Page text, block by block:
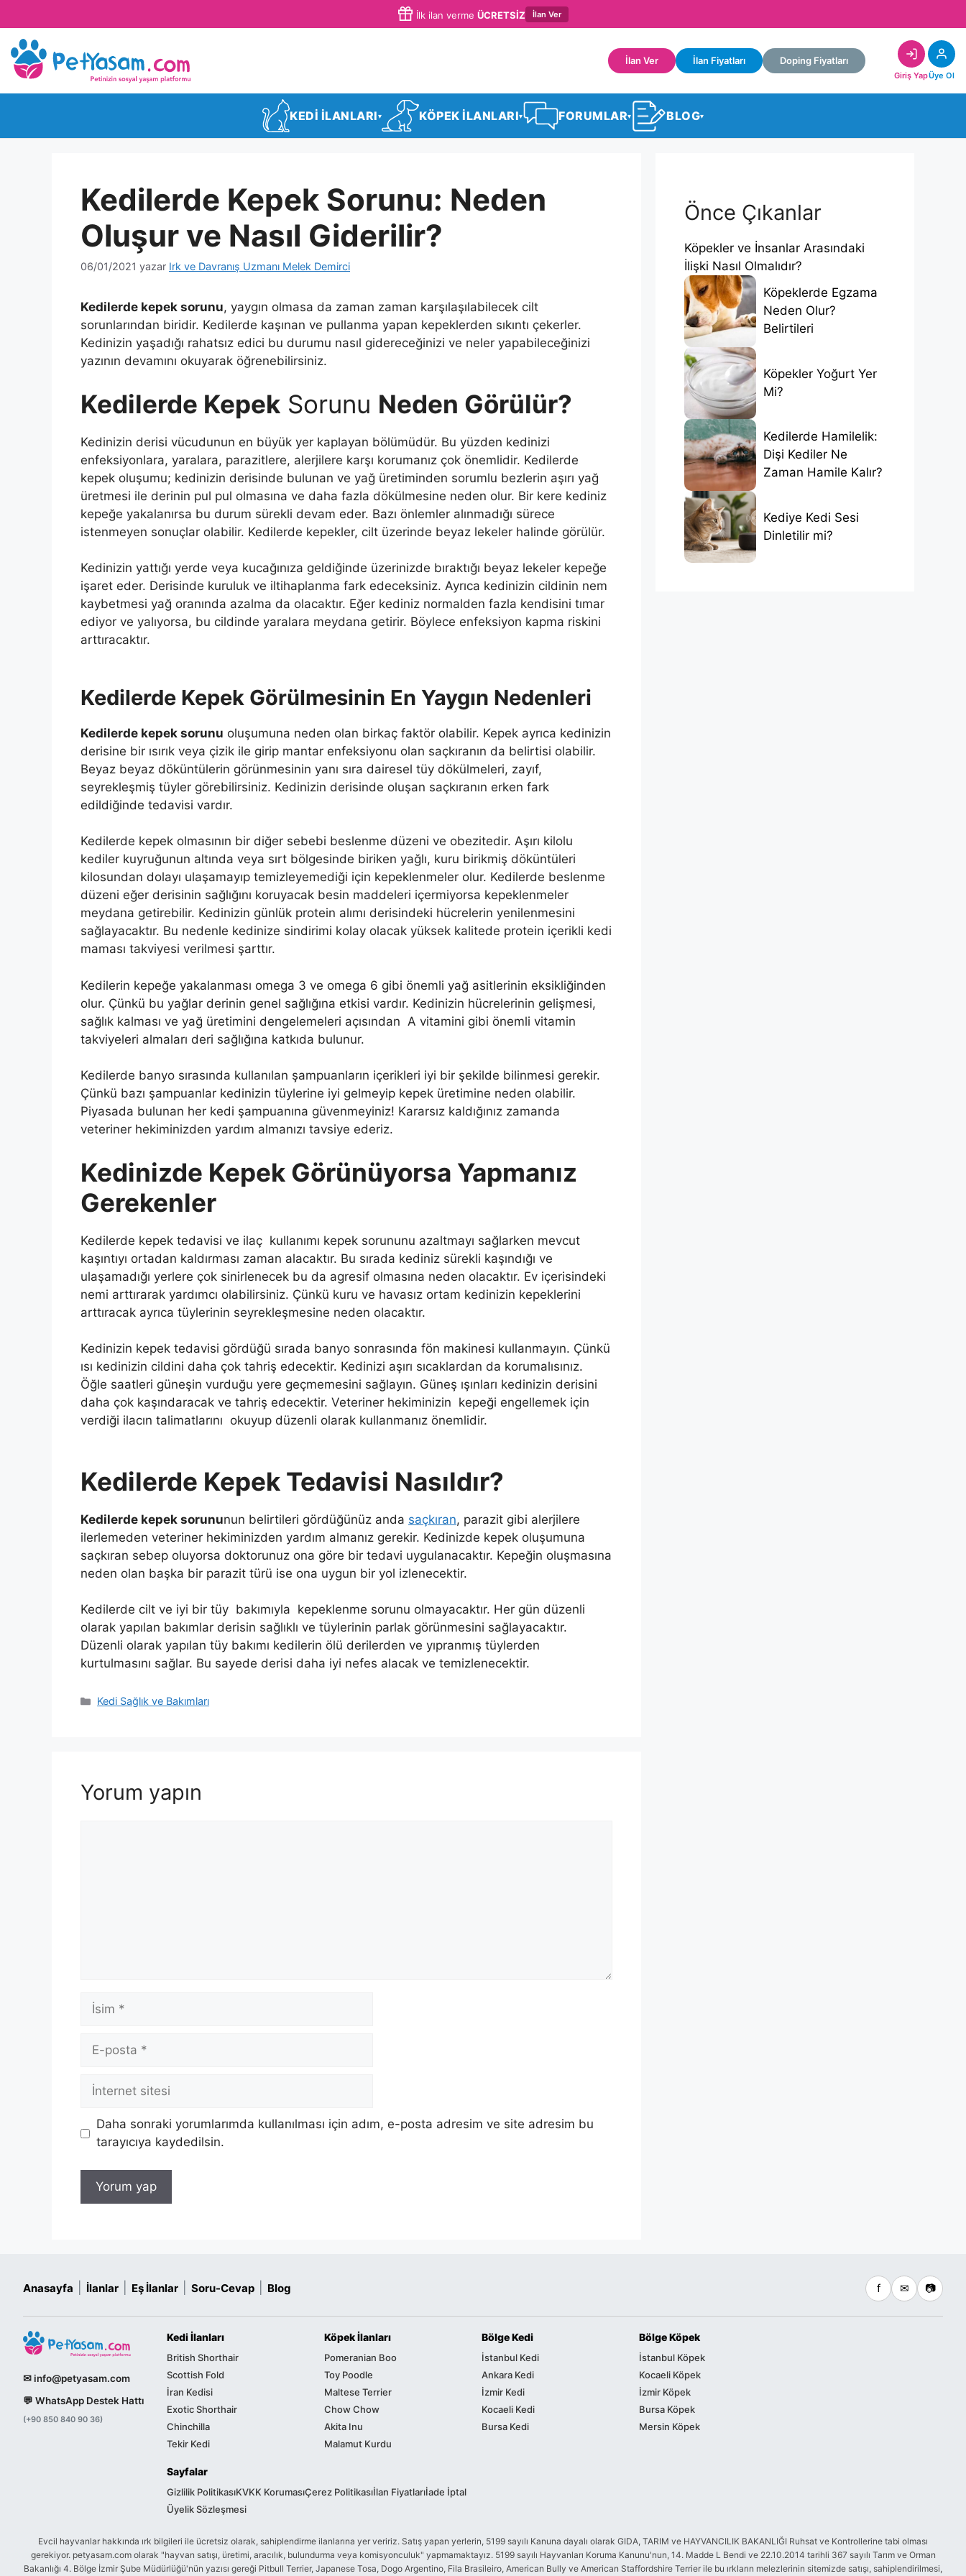
İlk ilan verme ÜCRETSİZ İlan Ver
İlan Ver İlan Fiyatları Doping Fiyatları
Giriş YapÜye Ol
KEDİ İLANLARI▾ KÖPEK İLANLARI▾ FORUMLAR▾ BLOG▾
Kedilerde Kepek Sorunu: Neden
Oluşur ve Nasıl Giderilir?
06/01/2021 yazar Irk ve Davranış Uzmanı Melek Demirci
Kedilerde kepek sorunu, yaygın olmasa da zaman zaman karşılaşılabilecek cilt
sorunlarından biridir. Kedilerde kaşınan ve pullanma yapan kepeklerden sıkıntı çekerler.
Kedinizin yaşadığı rahatsız edici bu durumu nasıl gidereceğinizi ve neler yapabileceğinizi
yazının devamını okuyarak öğrenebilirsiniz.
Kedilerde Kepek Sorunu Neden Görülür?
Kedinizin derisi vücudunun en büyük yer kaplayan bölümüdür. Bu yüzden kedinizi
enfeksiyonlara, yaralara, parazitlere, alerjilere karşı korumanız çok önemlidir. Kedilerde
kepek oluşumu; kedinizin derisinde bulunan ve yağ üretiminden sorumlu bezlerin aşırı yağ
üretmesi ile derinin pul pul olmasına ve daha fazla dökülmesine neden olur. Bir kere kediniz
kepeğe yakalanırsa bu durum sürekli devam eder. Bazı önlemler alınmadığı sürece
istenmeyen sonuçlar olabilir. Kedilerde kepekler, cilt üzerinde beyaz lekeler halinde görülür.
Kedinizin yattığı yerde veya kucağınıza geldiğinde üzerinizde bıraktığı beyaz lekeler kepeğe
işaret eder. Derisinde kuruluk ve iltihaplanma fark edeceksiniz. Ayrıca kedinizin cildinin nem
kaybetmesi yağ oranında azalma da olacaktır. Eğer kediniz normalden fazla kendisini tımar
ediyor ve yalıyorsa, bu cildinde yaralara meydana getirir. Böylece enfeksiyon kapma riskini
arttıracaktır.
Kedilerde Kepek Görülmesinin En Yaygın Nedenleri
Kedilerde kepek sorunu oluşumuna neden olan birkaç faktör olabilir. Kepek ayrıca kedinizin
derisine bir ısırık veya çizik ile girip mantar enfeksiyonu olan saçkıranın da belirtisi olabilir.
Beyaz beyaz döküntülerin görünmesinin yanı sıra dairesel tüy dökülmeleri, zayıf,
seyrekleşmiş tüyler görebilirsiniz. Kedinizin derisinde oluşan saçkıranın erken fark
edildiğinde tedavisi vardır.
Kedilerde kepek olmasının bir diğer sebebi beslenme düzeni ve obezitedir. Aşırı kilolu
kediler kuyruğunun altında veya sırt bölgesinde biriken yağlı, kuru birikmiş döküntüleri
kilosundan dolayı ulaşamayıp temizleyemediği için kepeklenmeler olur. Kedilerde beslenme
düzeni eğer derisinin sağlığını koruyacak besin maddeleri içermiyorsa kepeklenmeler
meydana getirebilir. Kedinizin günlük protein alımı derisindeki hücrelerin yenilenmesini
sağlayacaktır. Bu nedenle kedinize sindirimi kolay olacak yüksek kalitede protein içerikli kedi
maması takviyesi verilmesi şarttır.
Kedilerin kepeğe yakalanması omega 3 ve omega 6 gibi önemli yağ asitlerinin eksikliğinden
olur. Çünkü bu yağlar derinin genel sağlığına etkisi vardır. Kedinizin hücrelerinin gelişmesi,
sağlık kalması ve yağ üretimini dengelemeleri açısından A vitamini gibi önemli vitamin
takviyeleri almaları deri sağlığına katkıda bulunur.
Kedilerde banyo sırasında kullanılan şampuanların içerikleri iyi bir şekilde bilinmesi gerekir.
Çünkü bazı şampuanlar kedinizin tüylerine iyi gelmeyip kepek üretimine neden olabilir.
Piyasada bulunan her kedi şampuanına güvenmeyiniz! Kararsız kaldığınız zamanda
veteriner hekiminizden yardım almanızı tavsiye ederiz.
Kedinizde Kepek Görünüyorsa Yapmanız
Gerekenler
Kedilerde kepek tedavisi ve ilaç kullanımı kepek sorununu azaltmayı sağlarken mevcut
kaşıntıyı ortadan kaldırması zaman alacaktır. Bu sırada kediniz sürekli kaşındığı ve
ulaşamadığı yerlere çok sinirlenecek bu da agresif olmasına neden olacaktır. Ev içerisindeki
nemi arttırarak yardımcı olabilirsiniz. Çünkü kuru ve havasız ortam kedinizin kepeklerini
arttıracak ayrıca tüylerinin seyrekleşmesine neden olacaktır.
Kedinizin kepek tedavisi gördüğü sırada banyo sonrasında fön makinesi kullanmayın. Çünkü
ısı kedinizin cildini daha çok tahriş edecektir. Kedinizi aşırı sıcaklardan da korumalısınız.
Öğle saatleri güneşin vurduğu yere geçmemesini sağlayın. Güneş ışınları kedinizin derisini
daha çok kaşındaracak ve tahriş edecektir. Veteriner hekiminizin kepeği engellemek için
verdiği ilacın talimatlarını okuyup düzenli olarak kullanmanız önemlidir.
Kedilerde Kepek Tedavisi Nasıldır?
Kedilerde kepek sorununun belirtileri gördüğünüz anda saçkıran, parazit gibi alerjilere
ilerlemeden veteriner hekiminizden yardım almanız gerekir. Kedinizde kepek oluşumuna
saçkıran sebep oluyorsa doktorunuz ona göre bir tedavi uygulanacaktır. Kepeğin oluşmasına
neden olan başka bir parazit türü ise ona uygun bir yol izlenecektir.
Kedilerde cilt ve iyi bir tüy bakımıyla kepeklenme sorunu olmayacaktır. Her gün düzenli
olarak yapılan bakımlar derisin sağlıklı ve tüylerinin parlak görünmesini sağlayacaktır.
Düzenli olarak yapılan tüy bakımı kedilerin ölü derilerden ve yıpranmış tüylerden
kurtulmasını sağlar. Bu sayede derisi daha iyi nefes alacak ve temizlenecektir.
Kategoriler
Kedi Sağlık ve Bakımları
Yorum yapın
İsim
posta
İnternet
Daha sonraki yorumlarımda kullanılması için adım, e-posta adresim ve site adresim bu
tarayıcıya kaydedilsin.
Önce Çıkanlar
Köpekler ve İnsanlar Arasındaki
İlişki Nasıl Olmalıdır?
Köpeklerde Egzama
Neden Olur?
Belirtileri
Köpekler Yoğurt Yer
Mi?
Kedilerde Hamilelik:
Dişi Kediler Ne
Zaman Hamile Kalır?
Kediye Kedi Sesi
Dinletilir mi?
Anasayfa İlanlar Eş İlanlar Soru-Cevap Blog f ✉ 📷
✉ info@petyasam.com
💬 WhatsApp Destek Hattı
(+90 850 840 90 36)
Kedi İlanları
British Shorthair
Scottish Fold
İran Kedisi
Exotic Shorthair
Chinchilla
Tekir Kedi
Köpek İlanları
Pomeranian Boo
Toy Poodle
Maltese Terrier
Chow Chow
Akita Inu
Malamut Kurdu
Bölge Kedi
İstanbul Kedi
Ankara Kedi
İzmir Kedi
Kocaeli Kedi
Bursa Kedi
Bölge Köpek
İstanbul Köpek
Kocaeli Köpek
İzmir Köpek
Bursa Köpek
Mersin Köpek
Sayfalar
Gizlilik PolitikasıKVKK KorumasıÇerez Politikasıİlan Fiyatlarıİade İptal
Üyelik Sözleşmesi
Evcil hayvanlar hakkında ırk bilgileri ile ücretsiz olarak, sahiplendirme ilanlarına yer veririz. Satış yapan yerlerin, 5199 sayılı Kanuna dayalı olarak GIDA, TARIM ve HAYVANCILIK BAKANLIĞI Ruhsat ve Kontrollerine tabi olması
gerekiyor. petyasam.com olarak "hayvan satışı, üretimi, aracılık, bulundurma veya komisyonculuk" yapmamaktayız. 5199 sayılı Hayvanları Koruma Kanunu'nun, 14. Madde L Bendi ve 22.10.2014 tarihli 367 sayılı Tarım ve Orman
Bakanlığı 4. Bölge İzmir Şube Müdürlüğü'nün yazısı gereği Pitbull Terrier, Japanese Tosa, Dogo Argentino, Fila Brasileiro, American Bully ve American Staffordshire Terrier ile bu ırkların melezlerinin sitemizde satışı, sahiplendirilmesi,